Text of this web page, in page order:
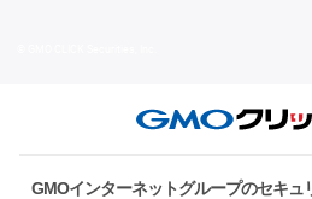
GMOインターネットグループのセキュ